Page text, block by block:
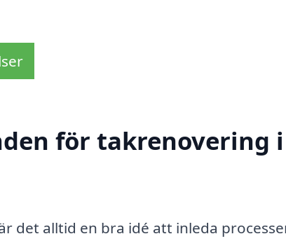
för takrenovering i
det alltid en bra idé att inleda